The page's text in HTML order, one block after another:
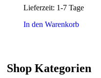
Lieferzeit: 1-7 Tage
In den Warenkorb
Shop Kategorien